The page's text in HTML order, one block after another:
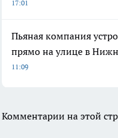
17:01
Пьяная компания
прямо на улице в
11:09
Комментарии на этой